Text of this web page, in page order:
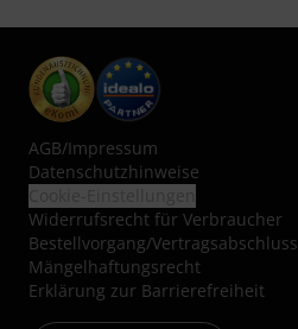
AGB/Impressum
Datenschutzhinweise
Widerrufsrecht für Verbraucher
Bestellvorgang/Vertragsabschluss
Mängelhaftungsrecht
Erklärung zur Barrierefreiheit